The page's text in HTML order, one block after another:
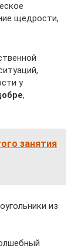
щедрости,
у
,
занятия
из